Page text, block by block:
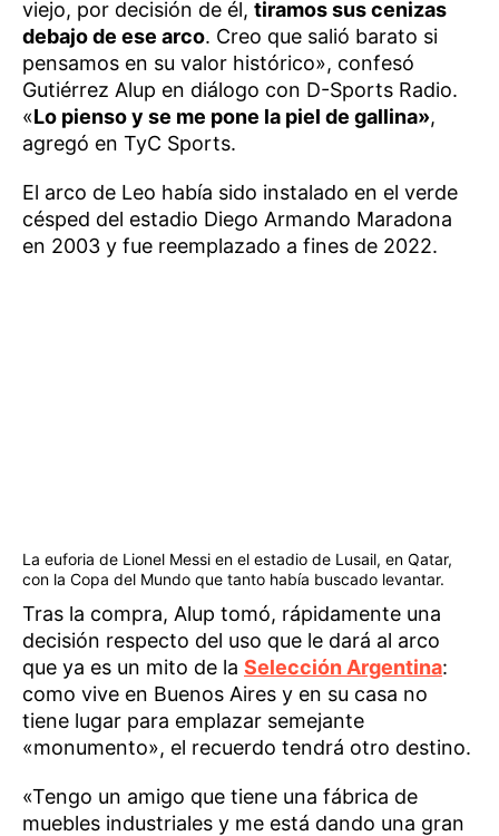
viejo, por decisión de él, tiramos sus cenizas
debajo de ese arco. Creo que salió barato si
pensamos en su valor histórico», confesó
Gutiérrez Alup en diálogo con D-Sports Radio.
«Lo pienso y se me pone la piel de gallina»,
agregó en TyC Sports.
El arco de Leo había sido instalado en el verde
césped del estadio Diego Armando Maradona
en 2003 y fue reemplazado a fines de 2022.
La euforia de Lionel Messi en el estadio de Lusail, en Qatar,
con la Copa del Mundo que tanto había buscado levantar.
Tras la compra, Alup tomó, rápidamente una
decisión respecto del uso que le dará al arco
que ya es un mito de la Selección Argentina:
como vive en Buenos Aires y en su casa no
tiene lugar para emplazar semejante
«monumento», el recuerdo tendrá otro destino.
«Tengo un amigo que tiene una fábrica de
muebles industriales y me está dando una gran